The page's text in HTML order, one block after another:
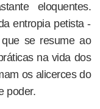
eloquentes.
entropia petista -
se resume ao
na vida dos
os alicerces do
poder.